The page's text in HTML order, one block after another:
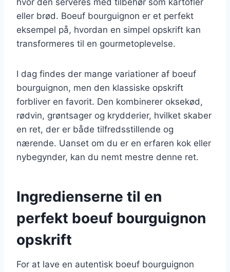
eller brød. Boeuf bourguignon er et perfekt
eksempel på, hvordan en simpel opskrift kan
transformeres til en gourmetoplevelse.
I dag findes der mange variationer af boeuf
bourguignon, men den klassiske opskrift
forbliver en favorit. Den kombinerer oksekød,
rødvin, grøntsager og krydderier, hvilket skaber
en ret, der er både tilfredsstillende og
nærende. Uanset om du er en erfaren kok eller
nybegynder, kan du nemt mestre denne ret.
Ingredienserne til en
perfekt boeuf bourguignon
opskrift
For at lave en autentisk boeuf bourguignon